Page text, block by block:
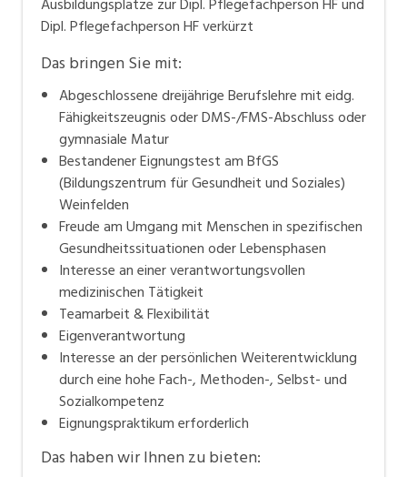
Ausbildungsplätze zur Dipl. Pflegefachperson HF und
Dipl. Pflegefachperson HF verkürzt
Das bringen Sie mit:
Abgeschlossene dreijährige Berufslehre mit eidg.
Fähigkeitszeugnis oder DMS-/FMS-Abschluss oder
gymnasiale Matur
Bestandener Eignungstest am BfGS
(Bildungszentrum für Gesundheit und Soziales)
Weinfelden
Freude am Umgang mit Menschen in spezifischen
Gesundheitssituationen oder Lebensphasen
Interesse an einer verantwortungsvollen
medizinischen Tätigkeit
Teamarbeit & Flexibilität
Eigenverantwortung
Interesse an der persönlichen Weiterentwicklung
durch eine hohe Fach-, Methoden-, Selbst- und
Sozialkompetenz
Eignungspraktikum erforderlich
Das haben wir Ihnen zu bieten: